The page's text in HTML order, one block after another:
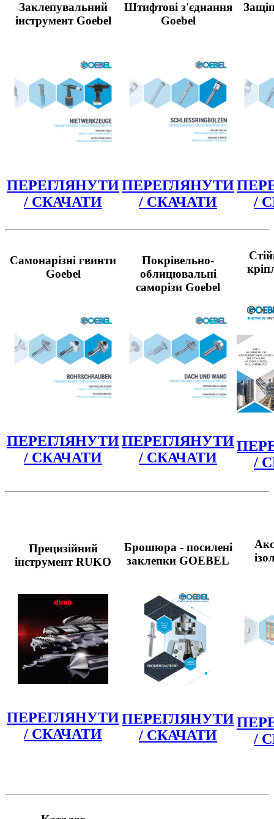
Заклепувальний
інструмент Goebel
ПЕРЕГЛЯНУТИ
/ СКАЧАТИ
Штифтові з'єднання
Goebel
ПЕРЕГЛЯНУТИ
/ СКАЧАТИ
/
Самонарізні гвинти
Goebel
ПЕРЕГЛЯНУТИ
/ СКАЧАТИ
Покрівельно-
облицювальні
саморізи Goebel
ПЕРЕГЛЯНУТИ
/ СКАЧАТИ
/
Прецизійний
інструмент RUKO
ПЕРЕГЛЯНУТИ
/ СКАЧАТИ
Брошюра - посилені
заклепки GOEBEL
ПЕРЕГЛЯНУТИ
/ СКАЧАТИ
/